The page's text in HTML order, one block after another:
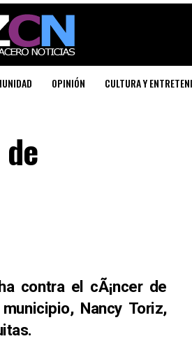
OPINIÓN CULTURA Y
contra el cÃ¡ncer de
Nancy Toriz,